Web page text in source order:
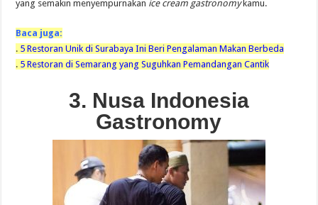
yang semakin menyempurnakan ice cream gastronomykamu.
Baca juga:
. 5 Restoran Unik di Surabaya Ini Beri Pengalaman Makan Berbeda
. 5 Restoran di Semarang yang Suguhkan Pemandangan Cantik
3. Nusa Indonesia
Gastronomy